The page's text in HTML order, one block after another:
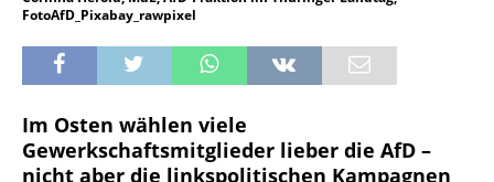
FotoAfD_Pixabay_rawpixel
Im Osten wählen viele
Gewerkschaftsmitglieder lieber die AfD –
nicht aber die linkspolitischen Kampagnen